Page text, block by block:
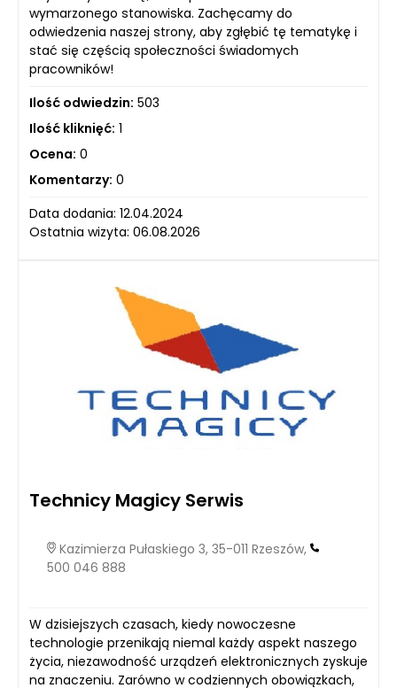
wymarzonego stanowiska. Zachęcamy do
odwiedzenia naszej strony, aby zgłębić tę tematykę i
stać się częścią społeczności świadomych
pracowników!
Ilość odwiedzin: 503
Ilość kliknięć: 1
Ocena: 0
Komentarzy: 0
Data dodania: 12.04.2024
Ostatnia wizyta: 06.08.2026
Technicy Magicy Serwis
Kazimierza Pułaskiego 3, 35-011 Rzeszów,
500 046 888
W dzisiejszych czasach, kiedy nowoczesne
technologie przenikają niemal każdy aspekt naszego
życia, niezawodność urządzeń elektronicznych zyskuje
na znaczeniu. Zarówno w codziennych obowiązkach,